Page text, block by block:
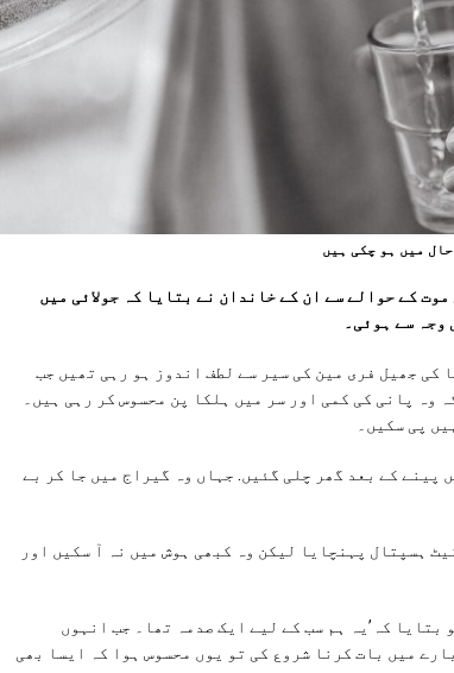
میں ہو چکی ہیں
کے حوالے سے ان کے خاندان نے بتایا کہ جولائی میں
وجہ سے ہوئی۔
کی جھیل فری مین کی سیر سے لطف اندوز ہو رہی تھیں جب
وہ پانی کی کمی اور سر میں ہلکا پن محسوس کر رہی ہیں۔
پی سکیں۔
پینے کے بعد گھر چلی گئیں. جہاں وہ گیراج میں جا کر بے
ہسپتال پہنچایا لیکن وہ کبھی ہوش میں نہ آ سکیں اور
کہ’یہ ہم سب کے لیے ایک صدمہ تھا۔ جب انہوں
میں بات کرنا شروع کی تو یوں محسوس ہوا کہ ایسا بھی